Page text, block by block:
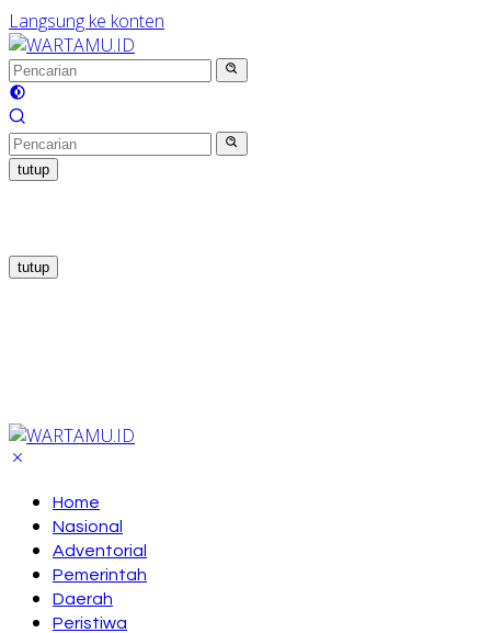
Langsung ke konten
tutup
tutup
Home
Nasional
Adventorial
Pemerintah
Daerah
Peristiwa